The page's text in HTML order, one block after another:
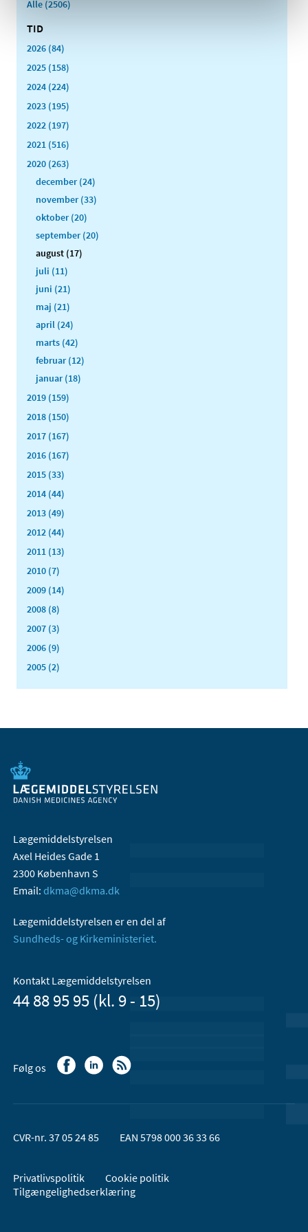
Alle (2506)
TID
2026 (84)
2025 (158)
2024 (224)
2023 (195)
2022 (197)
2021 (516)
2020 (263)
december (24)
november (33)
oktober (20)
september (20)
august (17)
juli (11)
juni (21)
maj (21)
april (24)
marts (42)
februar (12)
januar (18)
2019 (159)
2018 (150)
2017 (167)
2016 (167)
2015 (33)
2014 (44)
2013 (49)
2012 (44)
2011 (13)
2010 (7)
2009 (14)
2008 (8)
2007 (3)
2006 (9)
2005 (2)
Lægemiddelstyrelsen
Axel Heides Gade 1
2300 København S
Email: dkma@dkma.dk
Lægemiddelstyrelsen er en del af
Sundheds- og Kirkeministeriet.
Kontakt Lægemiddelstyrelsen
44 88 95 95 (kl. 9 - 15)
Følg os
CVR-nr. 37 05 24 85 EAN 5798 000 36 33 66
Privatlivspolitik
Cookie politik
Tilgængelighedserklæring